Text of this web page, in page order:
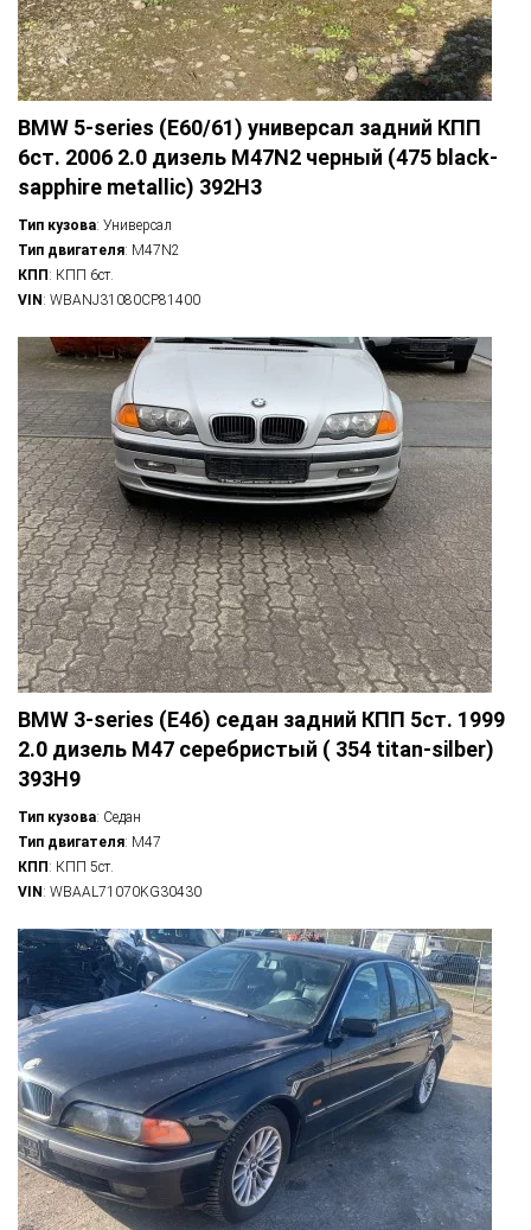
BMW 5-series (E60/61) универсал задний КПП
6ст. 2006 2.0 дизель M47N2 черный (475 black-
sapphire metallic) 392H3
Тип кузова: Универсал
Тип двигателя: M47N2
КПП: КПП 6ст.
VIN: WBANJ31080CP81400
BMW 3-series (E46) седан задний КПП 5ст. 1999
2.0 дизель M47 серебристый ( 354 titan-silber)
393H9
Тип кузова: Седан
Тип двигателя: M47
КПП: КПП 5ст.
VIN: WBAAL71070KG30430